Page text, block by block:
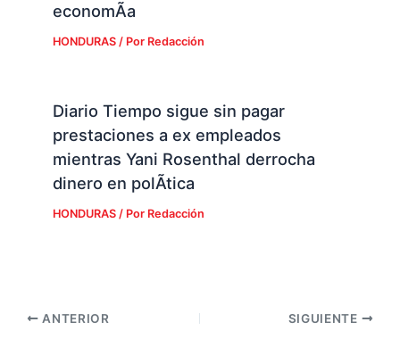
economÃ­a
HONDURAS/ Por Redacción
Diario Tiempo sigue sin pagar
prestaciones a ex empleados
mientras Yani Rosenthal derrocha
dinero en polÃ­tica
HONDURAS/ Por Redacción
ANTERIOR SIGUIENTE